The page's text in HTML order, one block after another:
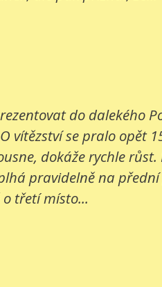
do dalekého
vítězství se pralo opět
dokáže rychle
pravidelně na přední
třetí místo...